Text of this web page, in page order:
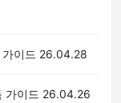
이드 26.04.28
가이드 26.04.26